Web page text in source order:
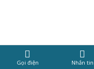
Gọi điện Nhắn tin